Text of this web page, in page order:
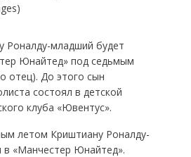
Роналду-младший будет
Юнайтед» под седьмым
отец). До этого сын
состоял в детской
клуба «Ювентус».
летом Криштиану Роналду-
в «Манчестер Юнайтед».